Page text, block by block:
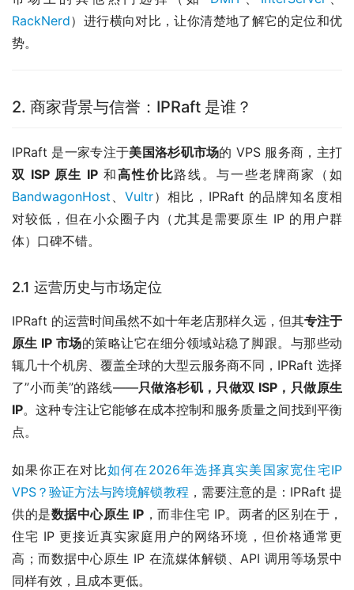
RackNerd）进行横向对比，让你清楚地了解它的定位和优
势。
2. 商家背景与信誉：IPRaft 是谁？
IPRaft 是一家专注于美国洛杉矶市场的 VPS 服务商，主打
双 ISP 原生 IP 和高性价比路线。与一些老牌商家（如
BandwagonHost 、Vultr）相比，IPRaft 的品牌知名度相
对较低，但在小众圈子内（尤其是需要原生 IP 的用户群
体）口碑不错。
2.1 运营历史与市场定位
IPRaft 的运营时间虽然不如十年老店那样久远，但其专注于
原生 IP 市场的策略让它在细分领域站稳了脚跟。与那些动
辄几十个机房、覆盖全球的大型云服务商不同，IPRaft 选择
了”小而美”的路线——只做洛杉矶，只做双 ISP，只做原生
IP。这种专注让它能够在成本控制和服务质量之间找到平衡
点。
如果你正在对比如何在2026年选择真实美国家宽住宅IP
VPS？验证方法与跨境解锁教程 ，需要注意的是：IPRaft 提
供的是数据中心原生 IP ，而非住宅 IP。两者的区别在于，
住宅 IP 更接近真实家庭用户的网络环境，但价格通常更
高；而数据中心原生 IP 在流媒体解锁、API 调用等场景中
同样有效，且成本更低。